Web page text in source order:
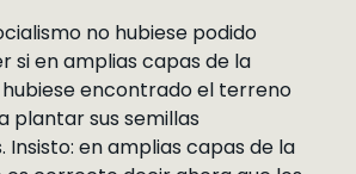
no hubiese podido
si en amplias capas de la
encontrado el terreno
plantar sus semillas
Insisto: en amplias capas de la